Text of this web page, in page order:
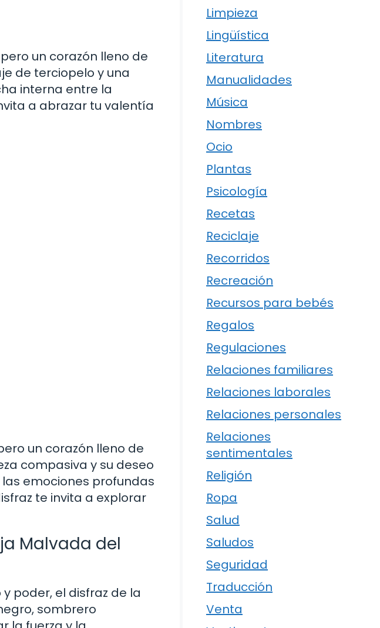
un corazón lleno de
de terciopelo y una
interna entre la
a abrazar tu valentía
un corazón lleno de
compasiva y su deseo
emociones profundas
te invita a explorar
Malvada del
poder, el disfraz de la
sombrero
Limpieza
Lingüística
Literatura
Manualidades
Música
Nombres
Ocio
Plantas
Psicología
Recetas
Reciclaje
Recorridos
Recreación
Recursos para bebés
Regalos
Regulaciones
Relaciones familiares
Relaciones laborales
Relaciones personales
Relaciones
sentimentales
Religión
Ropa
Salud
Saludos
Seguridad
Traducción
Venta